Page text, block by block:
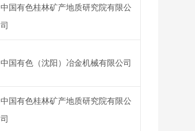
中国有色桂林矿产地质研究院有限公
司
中国有色（沈阳）冶金机械有限公司
中国有色桂林矿产地质研究院有限公
司